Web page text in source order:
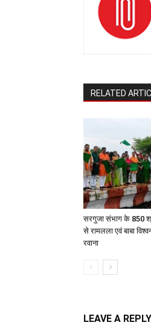
RELATED
सरगुजा संभाग के 850
से रामलला एवं बाबा
रवाना
LEAVE A REPLY